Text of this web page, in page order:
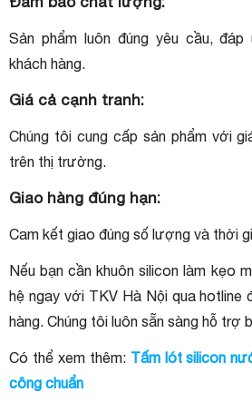
Sản phẩm luôn đúng yêu cầu,
khách hàng.
Giá cả cạnh tranh:
Chúng tôi cung cấp sản phẩm với
trên thị trường.
Giao hàng đúng hạn:
Cam kết giao đúng số lượng và thời
Nếu bạn cần khuôn silicon làm kẹo
hệ ngay với TKV Hà Nội qua
hàng. Chúng tôi luôn sẵn sàng hỗ trợ
Có thể xem thêm: Tấm lót silicon
công chuẩn